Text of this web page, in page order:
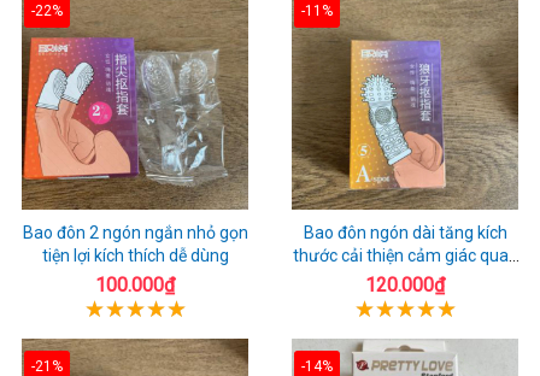
-22%
Bao đôn 2 ngón ngắn nhỏ gọn
tiện lợi kích thích dễ dùng
100.000₫
-11%
Bao đôn ngón dài tăng kích
thước cải thiện cảm giác quan
hệ
120.000₫
-21% -14%